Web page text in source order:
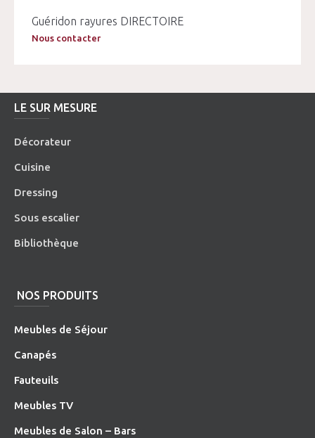
Guéridon rayures DIRECTOIRE
Nous contacter
LE SUR MESURE
Décorateur
Cuisine
Dressing
Sous escalier
Bibliothèque
NOS PRODUITS
Meubles de Séjour
Canapés
Fauteuils
Meubles TV
Meubles de Salon – Bars